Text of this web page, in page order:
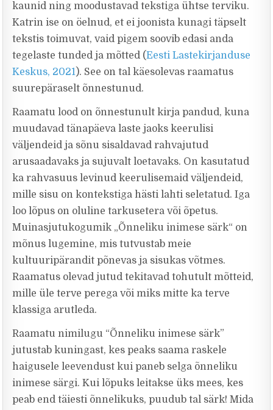
kaunid ning moodustavad tekstiga ühtse terviku.
Katrin ise on öelnud, et ei joonista kunagi täpselt
tekstis toimuvat, vaid pigem soovib edasi anda
tegelaste tunded ja mõtted (Eesti Lastekirjanduse
Keskus, 2021). See on tal käesolevas raamatus
suurepäraselt õnnestunud.
Raamatu lood on õnnestunult kirja pandud, kuna
muudavad tänapäeva laste jaoks keerulisi
väljendeid ja sõnu sisaldavad rahvajutud
arusaadavaks ja sujuvalt loetavaks. On kasutatud
ka rahvasuus levinud keerulisemaid väljendeid,
mille sisu on kontekstiga hästi lahti seletatud. Iga
loo lõpus on oluline tarkusetera või õpetus.
Muinasjutukogumik „Õnneliku inimese särk“ on
mõnus lugemine, mis tutvustab meie
kultuuripärandit põnevas ja sisukas võtmes.
Raamatus olevad jutud tekitavad tohutult mõtteid,
mille üle terve perega või miks mitte ka terve
klassiga arutleda.
Raamatu nimilugu “Õnneliku inimese särk”
jutustab kuningast, kes peaks saama raskele
haigusele leevendust kui paneb selga õnneliku
inimese särgi. Kui lõpuks leitakse üks mees, kes
peab end täiesti õnnelikuks, puudub tal särk! Mida